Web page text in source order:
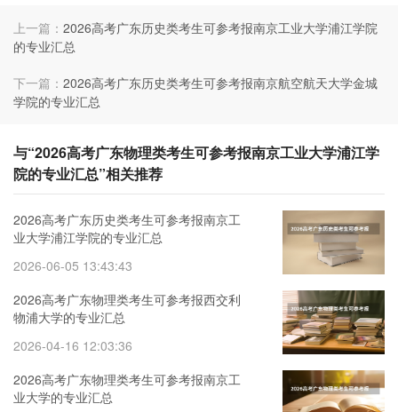
上一篇： 2026高考广东历史类考生可参考报南京工业大学浦江学院
的专业汇总
下一篇： 2026高考广东历史类考生可参考报南京航空航天大学金城
学院的专业汇总
与“2026高考广东物理类考生可参考报南京工业大学浦江学
院的专业汇总”相关推荐
2026高考广东历史类考生可参考报南京工
业大学浦江学院的专业汇总
2026-06-05 13:43:43
2026高考广东物理类考生可参考报西交利
物浦大学的专业汇总
2026-04-16 12:03:36
2026高考广东物理类考生可参考报南京工
业大学的专业汇总